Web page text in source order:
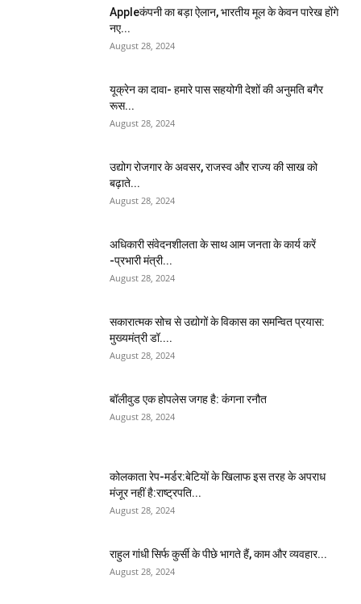
Appleकंपनी का बड़ा ऐलान, भारतीय मूल के केवन पारेख होंगे
नए...
August 28, 2024
यूक्रेन का दावा- हमारे पास सहयोगी देशों की अनुमति बगैर
रूस...
August 28, 2024
उद्योग रोजगार के अवसर, राजस्व और राज्य की साख को
बढ़ाते...
August 28, 2024
अधिकारी संवेदनशीलता के साथ आम जनता के कार्य करें
-प्रभारी मंत्री...
August 28, 2024
सकारात्मक सोच से उद्योगों के विकास का समन्वित प्रयास:
मुख्यमंत्री डॉ....
August 28, 2024
बॉलीवुड एक होपलेस जगह है: कंंगना रनौत
August 28, 2024
कोलकाता रेप-मर्डर:बेटियों के खिलाफ इस तरह के अपराध
मंजूर नहीं है:राष्ट्रपति...
August 28, 2024
राहुल गांधी सिर्फ कुर्सी के पीछे भागते हैं, काम और व्यवहार...
August 28, 2024